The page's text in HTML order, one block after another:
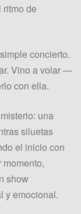
de
concierto.
Vino a volar —
con ella.
una
siluetas
el inicio con
momento,
show
y emocional.